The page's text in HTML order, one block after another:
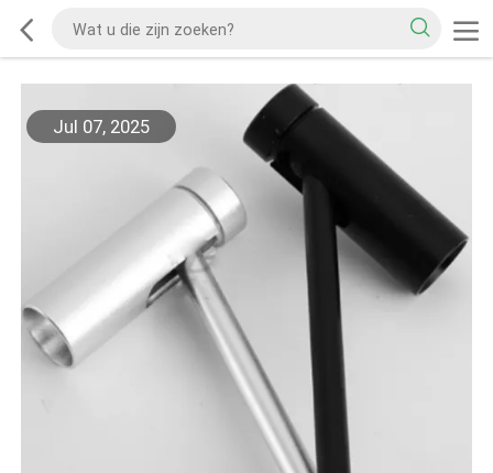
Jul 07, 2025